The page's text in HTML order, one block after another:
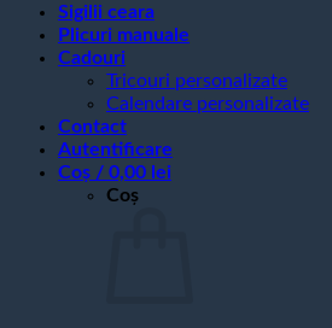
Sigilii ceara
Plicuri manuale
Cadouri
Tricouri personalizate
Calendare personalizate
Contact
Autentificare
Coș / 0,00 lei
Coș